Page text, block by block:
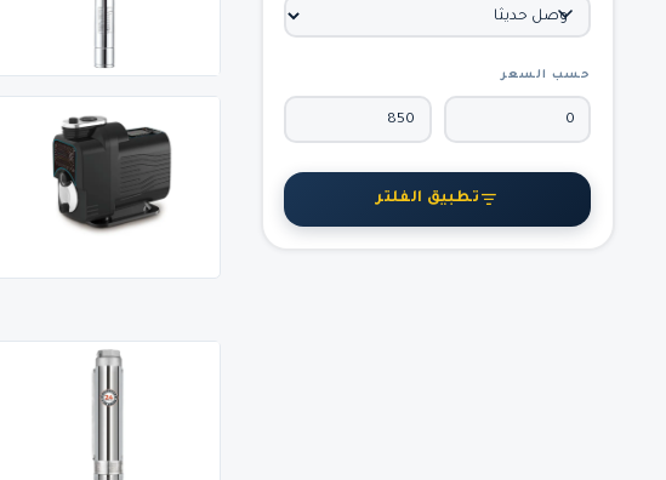
حسب السعر
تطبيق الفلتر